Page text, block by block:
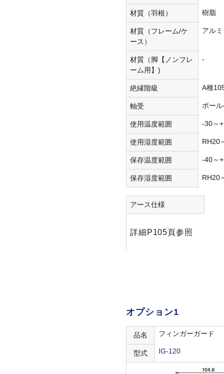
材質（羽根） 樹脂
材質（フレーム/ケ
ース）
アル
材質（脚【ノンフレ
ーム用】)
-
絶縁階級 A種
軸受 ボー
使用温度範囲 -30～
使用湿度範囲 RH20
保存温度範囲 -40～
保存湿度範囲 RH20
アース仕様
詳細P105頁参照
オプション1
品名 フィンガーガード
型式 IG-120